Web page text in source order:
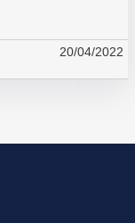
20/04/2022